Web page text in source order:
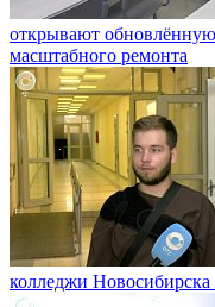
открывают
масштабного ремонта
колледжи Новосибирска